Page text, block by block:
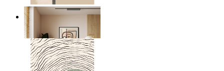
Graphic Portrait
Ab
14,95 €